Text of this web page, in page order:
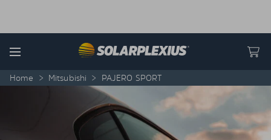
Menu
Home > Mitsubishi > PAJERO SPORT